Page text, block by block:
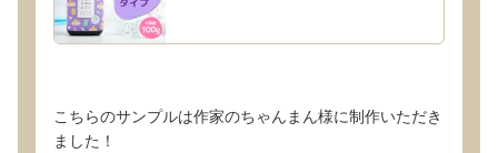
こちらのサンプルは作家のちゃんまん様に制作いただき
ました！